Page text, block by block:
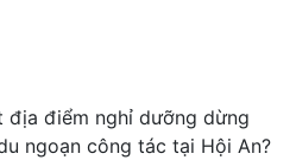
địa điểm nghỉ dưỡng dừng
ngoạn công tác tại Hội An?